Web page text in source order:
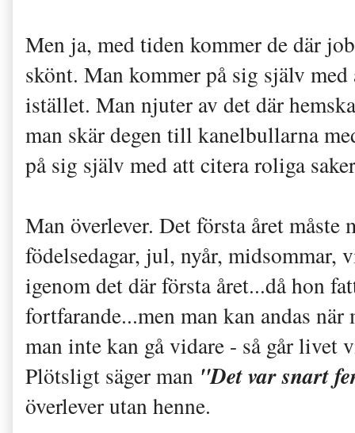
Men ja, med tiden kommer de där
skönt. Man kommer på sig själv
istället. Man njuter av det där
man skär degen till kanelbullarna
på sig själv med att citera roliga
Man överlever. Det första året
födelsedagar, jul, nyår, midsommar,
igenom det där första året...då hon
fortfarande...men man kan andas
man inte kan gå vidare - så går livet
Plötsligt säger man "Det var snart
överlever utan henne.